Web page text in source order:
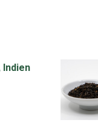
Indien